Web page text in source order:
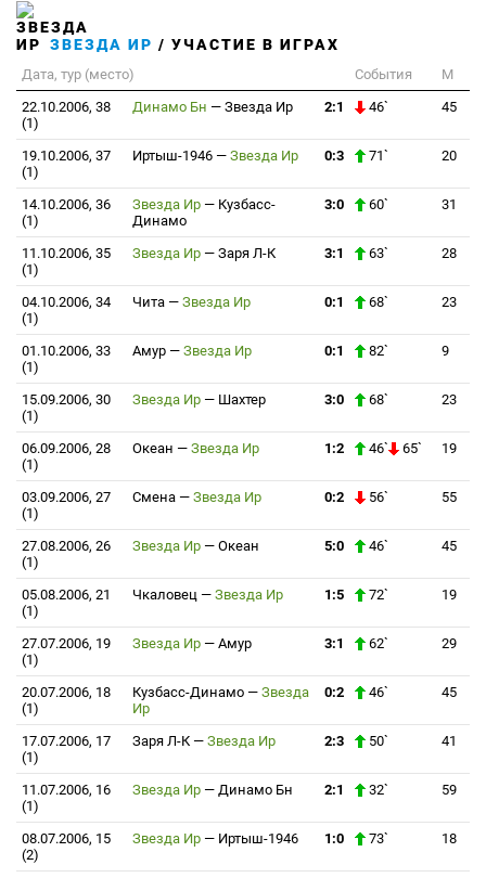
ЗВЕЗДА ИР / УЧАСТИЕ В ИГРАХ
Дата, тур (место) События
М
22.10.2006, 38
(1)
Динамо Бн — Звезда Ир 2:1 46` 45
19.10.2006, 37
(1)
Иртыш-1946 — Звезда Ир 0:3 71` 20
14.10.2006, 36
(1)
Звезда Ир — Кузбасс-
Динамо
3:0 60` 31
11.10.2006, 35
(1)
Звезда Ир — Заря Л-К 3:1 63` 28
04.10.2006, 34
(1)
Чита — Звезда Ир 0:1 68` 23
01.10.2006, 33
(1)
Амур — Звезда Ир 0:1 82` 9
15.09.2006, 30
(1)
Звезда Ир — Шахтер 3:0 68` 23
06.09.2006, 28
(1)
Океан — Звезда Ир 1:2 46` 65` 19
03.09.2006, 27
(1)
Смена — Звезда Ир 0:2 56` 55
27.08.2006, 26
(1)
Звезда Ир — Океан 5:0 46` 45
05.08.2006, 21
(1)
Чкаловец — Звезда Ир 1:5 72` 19
27.07.2006, 19
(1)
Звезда Ир — Амур 3:1 62` 29
20.07.2006, 18
(1)
Кузбасс-Динамо — Звезда
Ир
0:2 46` 45
17.07.2006, 17
(1)
Заря Л-К — Звезда Ир 2:3 50` 41
11.07.2006, 16
(1)
Звезда Ир — Динамо Бн 2:1 32` 59
08.07.2006, 15
(2)
Звезда Ир — Иртыш-1946 1:0 73` 18